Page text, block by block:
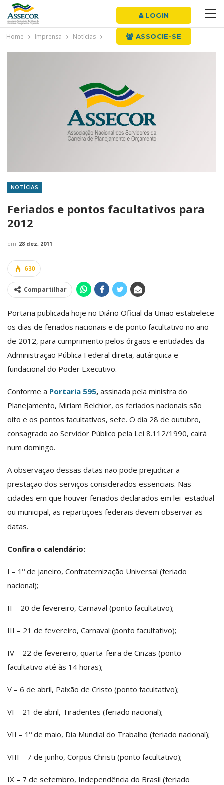
LOGIN
ASSOCIE-SE
Home Imprensa Notícias
NOTÍCIAS
Feriados e pontos facultativos para
2012
em 28 dez, 2011
630
Compartilhar
Portaria publicada hoje no Diário Oficial da União estabelece
os dias de feriados nacionais e de ponto facultativo no ano
de 2012, para cumprimento pelos órgãos e entidades da
Administração Pública Federal direta, autárquica e
fundacional do Poder Executivo.
Conforme a Portaria 595, assinada pela ministra do
Planejamento, Miriam Belchior, os feriados nacionais são
oito e os pontos facultativos, sete. O dia 28 de outubro,
consagrado ao Servidor Público pela Lei 8.112/1990, cairá
num domingo.
A observação dessas datas não pode prejudicar a
prestação dos serviços considerados essenciais. Nas
cidades em que houver feriados declarados em lei estadual
ou municipal, as repartições federais devem observar as
datas.
Confira o calendário:
I – 1º de janeiro, Confraternização Universal (feriado
nacional);
II – 20 de fevereiro, Carnaval (ponto facultativo);
III – 21 de fevereiro, Carnaval (ponto facultativo);
IV – 22 de fevereiro, quarta-feira de Cinzas (ponto
facultativo até às 14 horas);
V – 6 de abril, Paixão de Cristo (ponto facultativo);
VI – 21 de abril, Tiradentes (feriado nacional);
VII – 1º de maio, Dia Mundial do Trabalho (feriado nacional);
VIII – 7 de junho, Corpus Christi (ponto facultativo);
IX – 7 de setembro, Independência do Brasil (feriado